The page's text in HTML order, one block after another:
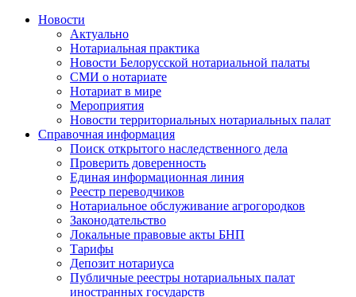
Новости
Актуально
Нотариальная практика
Новости Белорусской нотариальной палаты
СМИ о нотариате
Нотариат в мире
Мероприятия
Новости территориальных нотариальных палат
Справочная информация
Поиск открытого наследственного дела
Проверить доверенность
Единая информационная линия
Реестр переводчиков
Нотариальное обслуживание агрогородков
Законодательство
Локальные правовые акты БНП
Тарифы
Депозит нотариуса
Публичные реестры нотариальных палат
иностранных государств